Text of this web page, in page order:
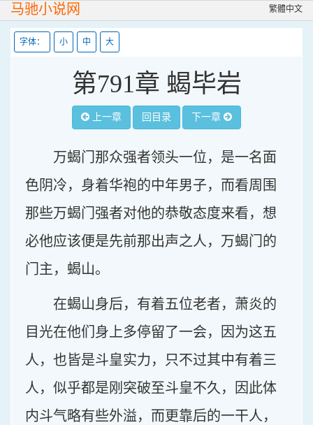
马驰小说网 繁體中文
字体： 小 中 大
第791章 蝎毕岩
上一章 回目录 下一章
万蝎门那众强者领头一位，是一名面
色阴冷，身着华袍的中年男子，而看周围
那些万蝎门强者对他的恭敬态度来看，想
必他应该便是先前那出声之人，万蝎门的
门主，蝎山。
在蝎山身后，有着五位老者，萧炎的
目光在他们身上多停留了一会，因为这五
人，也皆是斗皇实力，只不过其中有着三
人，似乎都是刚突破至斗皇不久，因此体
内斗气略有些外溢，而更靠后的一干人，